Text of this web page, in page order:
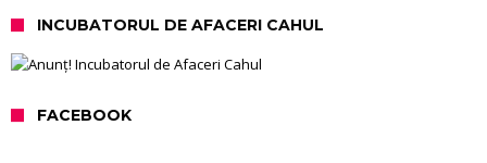
INCUBATORUL DE AFACERI CAHUL
FACEBOOK